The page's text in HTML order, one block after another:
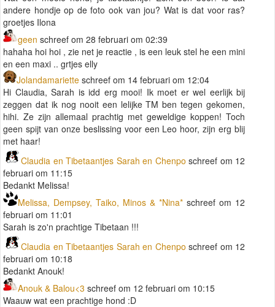
andere hondje op de foto ook van jou? Wat is dat voor ras?
groetjes Ilona
geen schreef om 28 februari om 02:39
hahaha hoi hoi , zie net je reactie , is een leuk stel he een mini
en een maxi .. grtjes elly
Jolandamariette schreef om 14 februari om 12:04
Hi Claudia, Sarah is idd erg mooi! Ik moet er wel eerlijk bij
zeggen dat ik nog nooit een lelijke TM ben tegen gekomen,
hihi. Ze zijn allemaal prachtig met geweldige koppen! Toch
geen spijt van onze beslissing voor een Leo hoor, zijn erg blij
met haar!
Claudia en Tibetaantjes Sarah en Chenpo schreef om 12
februari om 11:15
Bedankt Melissa!
Melissa, Dempsey, Taiko, Minos & *Nina* schreef om 12
februari om 11:01
Sarah is zo'n prachtige Tibetaan !!!
Claudia en Tibetaantjes Sarah en Chenpo schreef om 12
februari om 10:18
Bedankt Anouk!
Anouk & Balou<3 schreef om 12 februari om 10:15
Waauw wat een prachtige hond :D